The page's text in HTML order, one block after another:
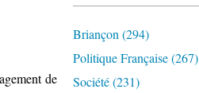
de
Briançon (294)
Politique Française(267)
Société(231)